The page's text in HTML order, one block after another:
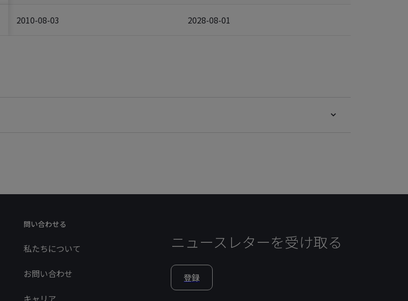
2010-08-03 2028-08-01
問い合わせる
私たちについて
お問い合わせ
キャリア
ニュースレターを受け取る
登録